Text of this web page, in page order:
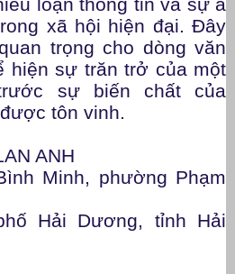
loạn thông tin và sự a
xã hội hiện đại. Đây
trọng cho dòng văn
hiện sự trăn trở của một
sự biến chất của
tôn vinh.
ANH
Minh, phường Phạm
Hải Dương, tỉnh Hải